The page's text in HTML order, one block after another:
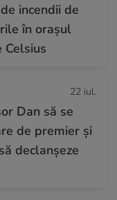
incendii de
în orașul
22 iul.
Dan să se
de premier și
declanșeze